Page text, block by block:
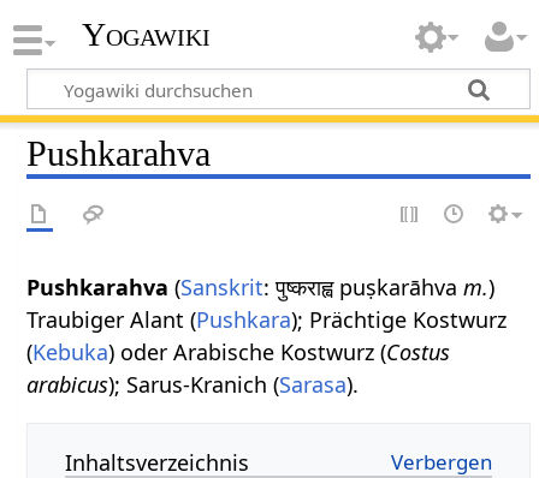
Yogawiki
Pushkarahva
Pushkarahva (Sanskrit: पुष्कराह्व puṣkarāhvam.)
Traubiger Alant (Pushkara); Prächtige Kostwurz
(Kebuka) oder Arabische Kostwurz (Costus
arabicus); Sarus-Kranich (Sarasa).
Inhaltsverzeichnis